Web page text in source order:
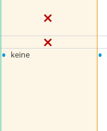
• keine •